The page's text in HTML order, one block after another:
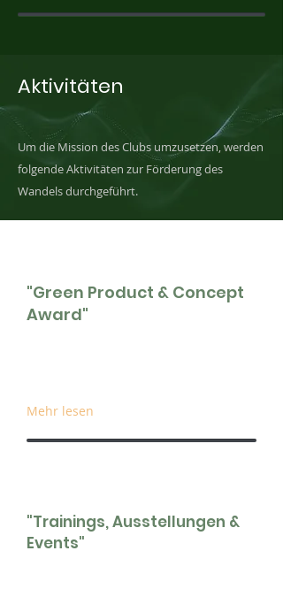
Aktivitäten
Um die Mission des Clubs umzusetzen, werden
folgende Aktivitäten zur Förderung des
Wandels durchgeführt.
"Green Product & Concept
Award"
Mehr lesen
"Trainings, Ausstellungen &
Events"